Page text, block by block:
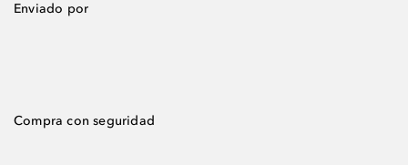
Enviado por
Compra con seguridad